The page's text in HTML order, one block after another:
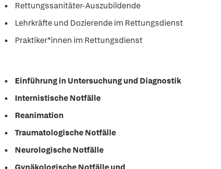
Rettungssanitäter-Auszubildende
Lehrkräfte und Dozierende im Rettungsdienst
Praktiker*innen im Rettungsdienst
Einführung in Untersuchung und Diagnostik
Internistische Notfälle
Reanimation
Traumatologische Notfälle
Neurologische Notfälle